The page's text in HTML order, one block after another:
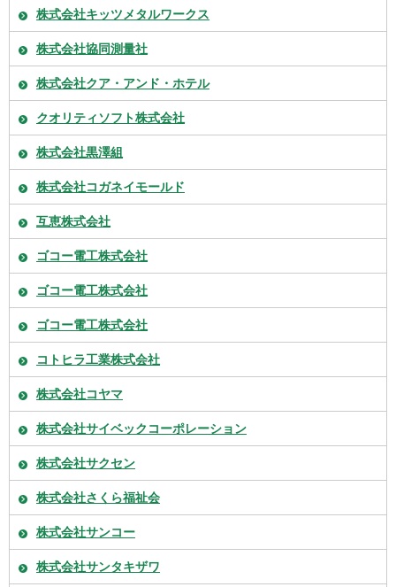
株式会社キッツメタルワークス
株式会社協同測量社
株式会社クア・アンド・ホテル
クオリティソフト株式会社
株式会社黒澤組
株式会社コガネイモールド
互恵株式会社
ゴコー電工株式会社
ゴコー電工株式会社
ゴコー電工株式会社
コトヒラ工業株式会社
株式会社コヤマ
株式会社サイベックコーポレーション
株式会社サクセン
株式会社さくら福祉会
株式会社サンコー
株式会社サンタキザワ